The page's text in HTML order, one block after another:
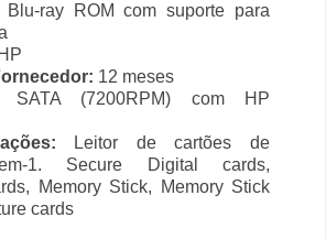
Blu-ray ROM com suporte para
HP
12 meses
SATA (7200RPM) com HP
Leitor de cartões de
1. Secure Digital cards,
Memory Stick, Memory Stick
cards